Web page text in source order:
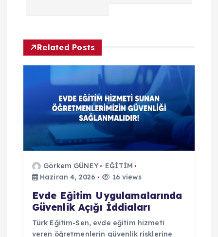
e
z
m
e
Related Posts
Görkem GÜNEY
EĞİTİM
Haziran 4, 2026
16 views
Evde Eğitim Uygulamalarında
Güvenlik Açığı İddiaları
Türk Eğitim-Sen, evde eğitim hizmeti
veren öğretmenlerin güvenlik risklerine